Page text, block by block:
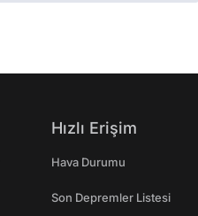
Hızlı Erişim
Hava Durumu
Son Depremler Listesi